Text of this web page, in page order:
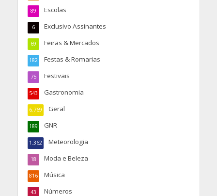
Escolas
89
Exclusivo Assinantes
6
Feiras & Mercados
69
Festas & Romarias
182
Festivais
75
Gastronomia
543
Geral
6.769
GNR
189
Meteorologia
1.362
Moda e Beleza
18
Música
816
Números
43